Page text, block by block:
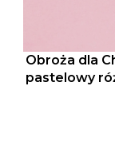
Obroża dla
pastelowy